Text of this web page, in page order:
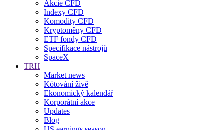
Akcie CFD
Indexy CFD
Komodity CFD
Kryptoměny CFD
ETF fondy CFD
Specifikace nástrojů
SpaceX
TRH
Market news
Kótování živě
Ekonomický kalendář
Korporátní akce
Updates
Blog